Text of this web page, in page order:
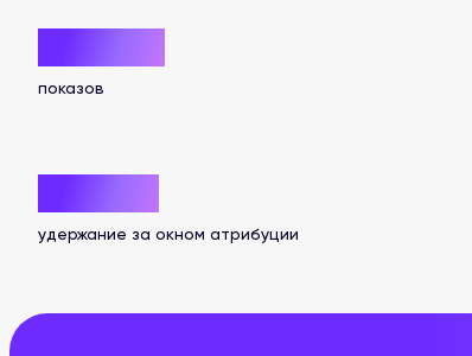
показов
удержание за окном атрибуции